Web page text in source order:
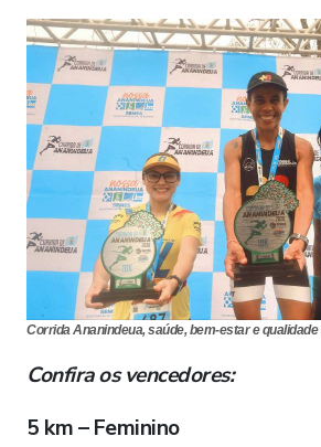
Corrida Ananindeua, saúde, bem-estar e qualidade
Confira os vencedores:
5 km – Feminino